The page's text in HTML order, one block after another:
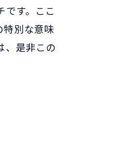
す。ここ
特別な意味
、是非この